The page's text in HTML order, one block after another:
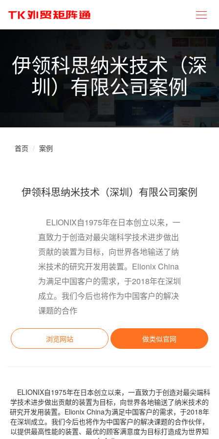
伊领科思纳米技术（深
圳）有限公司案例
首页 案例
伊领科思纳米技术（深圳）有限公司案例
ELIONIX自1975年在日本创立以来，一
直致力于创造对最尖端科学技术进步做出
贡献的装置为目标，向世界各地输送了纳
米技术的研究开发用装置。Elionix China
为满足中国客户的需求，于2018年在深圳
成立。我们今后也将作为中国客户的解决
课题的合作
浏览网站 做类似官网
ELIONIX自1975年在日本创立以来，一直致力于创造对最尖端科
学技术进步做出贡献的装置为目标，向世界各地输送了纳米技术的
研究开发用装置。Elionix China为满足中国客户的需求，于2018年
在深圳成立。我们今后也将作为中国客户的解决课题的合作伙伴，
以提供最高性能的装置、最优的顾客满意度为目标打造成为世界知